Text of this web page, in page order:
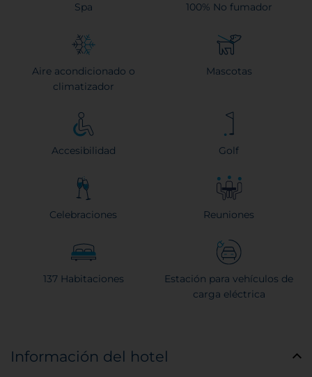
Spa 100% No fumador
Aire acondicionado o
climatizador
Mascotas
Accesibilidad Golf
Celebraciones Reuniones
137 Habitaciones
Estación para vehículos de
carga eléctrica
Información del hotel